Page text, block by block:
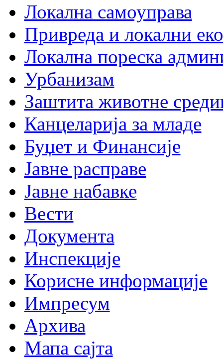
Локална самоуправа
Привреда и локални
Локална пореска
Урбанизам
Заштита животне
Канцеларија за младе
Буџет и Финансије
Јавне расправе
Јавне набавке
Вести
Документа
Инспекције
Корисне информације
Импресум
Архива
Мапа сајта